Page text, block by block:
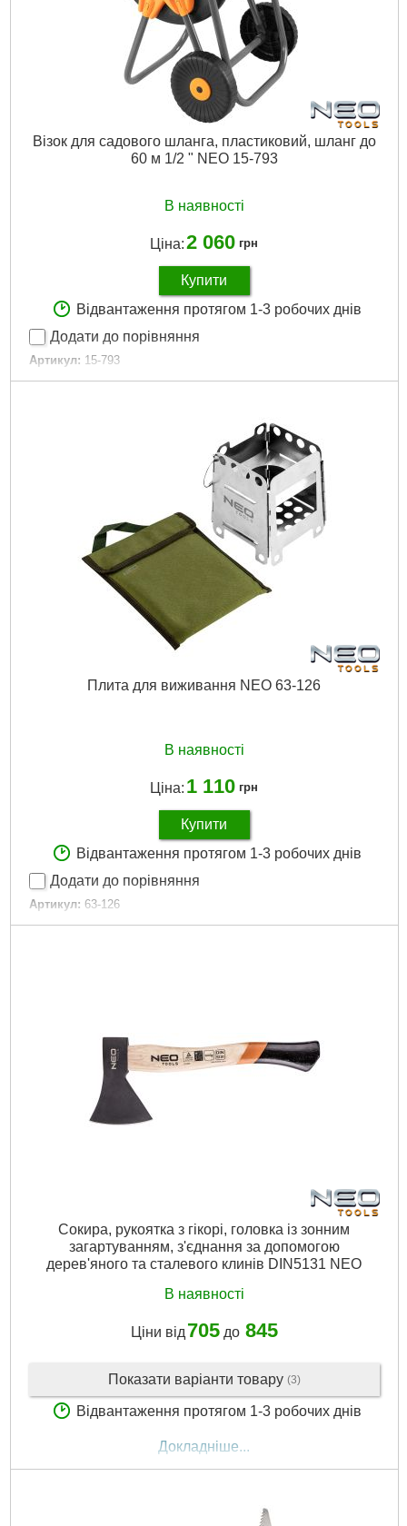
Візок для садового шланга, пластиковий, шланг до
60 м 1/2 " NEO 15-793
В наявності
Ціна:2 060 грн
Купити
Відвантаження протягом 1-3 робочих днів
Додати до порівняння
Артикул: 15-793
Код товару: 25.63.07
Докладніше...
Плита для виживання NEO 63-126
В наявності
Ціна: 1 110 грн
Купити
Відвантаження протягом 1-3 робочих днів
Додати до порівняння
Артикул: 63-126
Код товару: 25.45.60
Сокира, рукоятка з гікорі, головка із зонним
загартуванням, з'єднання за допомогою
дерев'яного та сталевого клинів DIN5131 NEO
В наявності
Ціни від 705до 845
Показати варіанти товару (3)
Відвантаження протягом 1-3 робочих днів
Докладніше...